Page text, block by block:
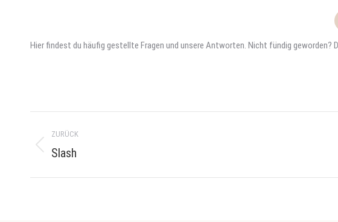
Hier findest du häufig gestellte Fragen und unsere Antworten. Nicht fündig geworden?
Project
navigation
ZURÜCK
Previous
Slash